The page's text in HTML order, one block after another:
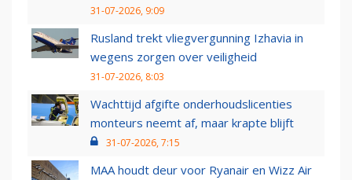
31-07-2026, 9:09
Rusland trekt vliegvergunning Izhavia in
wegens zorgen over veiligheid
31-07-2026, 8:03
Wachttijd afgifte onderhoudslicenties
monteurs neemt af, maar krapte blijft
31-07-2026, 7:15
MAA houdt deur voor Ryanair en Wizz Air